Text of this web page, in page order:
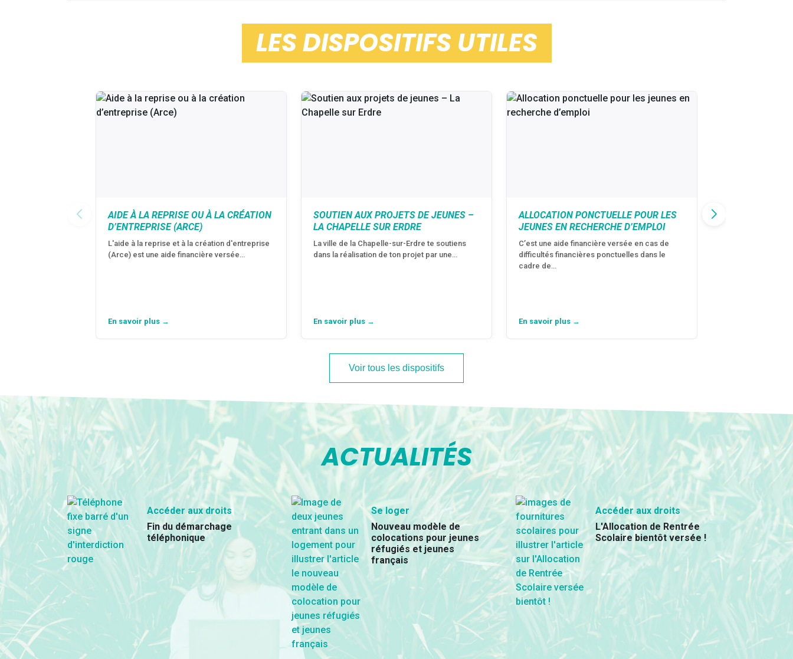
LES DISPOSITIFS UTILES
AIDE À LA REPRISE OU À LA CRÉATION
D’ENTREPRISE (ARCE)
L'aide à la reprise et à la création d'entreprise
(Arce) est une aide financière versée…
En savoir plus →
SOUTIEN AUX PROJETS DE JEUNES –
LA CHAPELLE SUR ERDRE
La ville de la Chapelle-sur-Erdre te soutiens
dans la réalisation de ton projet par une…
En savoir plus →
ALLOCATION PONCTUELLE POUR LES
JEUNES EN RECHERCHE D’EMPLOI
C’est une aide financière versée en cas de
difficultés financières ponctuelles dans le
cadre de…
En savoir plus →
Voir tous les dispositifs
ACTUALITÉS
Accéder aux droits
Fin du démarchage
téléphonique
Se loger
Nouveau modèle de
colocations pour jeunes
réfugiés et jeunes
français
Accéder aux droits
L'Allocation de Rentrée
Scolaire bientôt versée !